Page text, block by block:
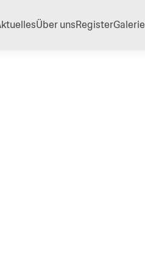
Über unsRegisterGalerie